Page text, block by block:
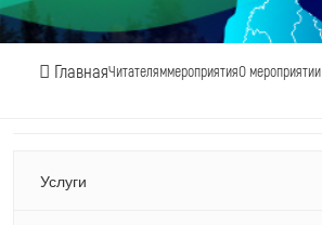
ГлавнаяЧитателяммероприятияО мероприятии
Услуги